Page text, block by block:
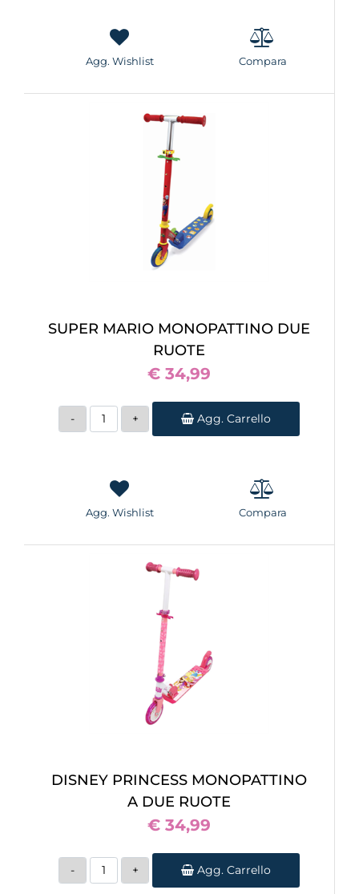
Agg. Wishlist Compara
SUPER MARIO MONOPATTINO DUE
RUOTE
€ 34,99
Quantità
Agg. Carrello
Agg. Wishlist Compara
DISNEY PRINCESS MONOPATTINO
A DUE RUOTE
€ 34,99
Quantità
Agg. Carrello